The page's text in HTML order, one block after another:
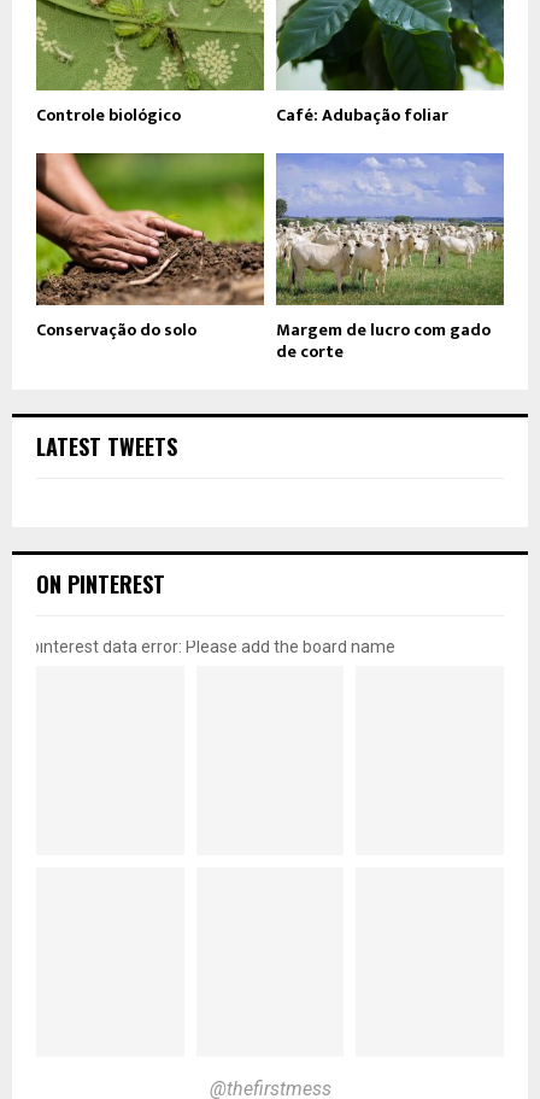
Controle biológico Café: Adubação foliar
Conservação do solo Margem de lucro com gado
de corte
LATEST TWEETS
ON PINTEREST
pinterest data error: Please add the board name
@thefirstmess